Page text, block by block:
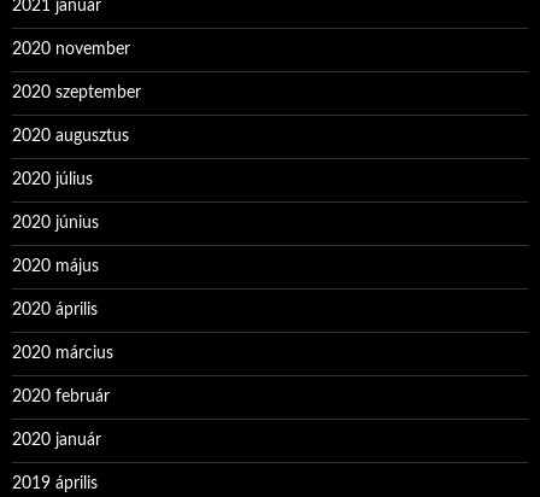
2021 január
2020 november
2020 szeptember
2020 augusztus
2020 július
2020 június
2020 május
2020 április
2020 március
2020 február
2020 január
2019 április